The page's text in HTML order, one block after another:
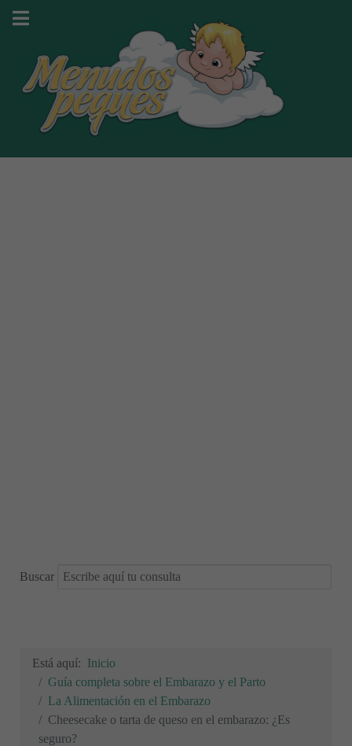
Buscar
Está aquí: Inicio
Guía completa sobre el Embarazo y el Parto
La Alimentación en el Embarazo
Cheesecake o tarta de queso en el embarazo: ¿Es
seguro?